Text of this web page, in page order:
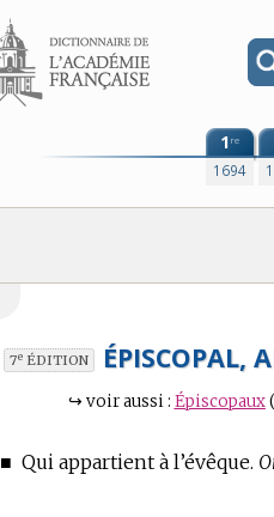
Aller au contenu
1re
1694
7e ÉDITION ÉPISCOPAL,
↪ voir aussi : Épiscopaux
■ Qui appartient à l’évêque.